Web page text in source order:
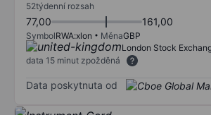
52týdenní rozsah
77,00 161,00
SymbolRWA:xlon MěnaGBP
London Stock
data 15 minut zpožděná
Data poskytnuta od